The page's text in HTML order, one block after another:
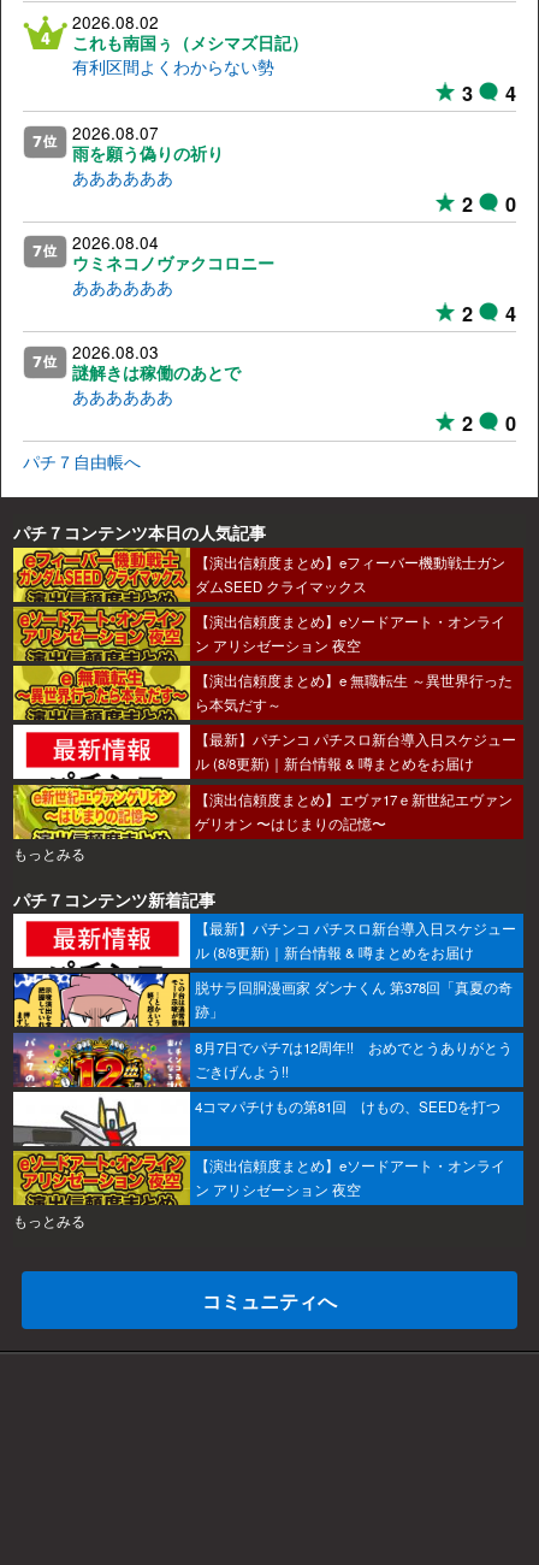
2026.08.02
これも南国ぅ（メシマズ日記）
有利区間よくわからない勢
3 4
2026.08.07
雨を願う偽りの祈り
ああああああ
2 0
2026.08.04
ウミネコノヴァクコロニー
ああああああ
2 4
2026.08.03
謎解きは稼働のあとで
ああああああ
2 0
パチ７自由帳へ
パチ７コンテンツ本日の人気記事
【演出信頼度まとめ】eフィーバー機動戦士ガン
ダムSEED クライマックス
【演出信頼度まとめ】eソードアート・オンライ
ン アリシゼーション 夜空
【演出信頼度まとめ】e 無職転生 ～異世界行った
ら本気だす～
【最新】パチンコ パチスロ新台導入日スケジュー
ル (8/8更新)｜新台情報 & 噂まとめをお届け
【演出信頼度まとめ】エヴァ17ｅ新世紀エヴァン
ゲリオン 〜はじまりの記憶〜
もっとみる
パチ７コンテンツ新着記事
【最新】パチンコ パチスロ新台導入日スケジュー
ル (8/8更新)｜新台情報 & 噂まとめをお届け
脱サラ回胴漫画家 ダンナくん 第378回「真夏の奇
跡」
8月7日でパチ7は12周年!! おめでとうありがとう
ごきげんよう!!
4コマパチけもの第81回 けもの、SEEDを打つ
【演出信頼度まとめ】eソードアート・オンライ
ン アリシゼーション 夜空
もっとみる
コミュニティへ